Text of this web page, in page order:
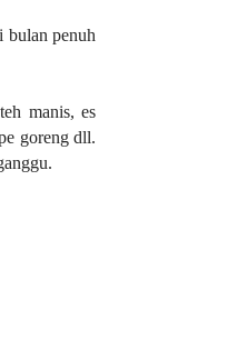
bulan penuh
manis, es
goreng dll.